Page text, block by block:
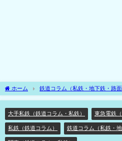
ホーム 鉄道コラム（私鉄・地下鉄・路面
手私鉄（鉄道コラム・私鉄）
蒲蒲線着工
大手私鉄（鉄道コラム・私鉄）
東急電鉄
私鉄（鉄道コラム） 鉄道コラム（私鉄・